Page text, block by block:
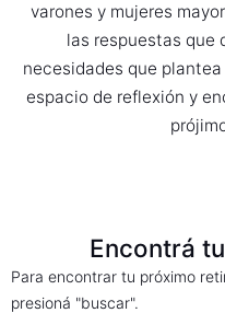
varones y mujeres
las respuestas que
necesidades que
espacio de reflexión y
Encontrá
Para encontrar tu próximo
presioná "buscar".